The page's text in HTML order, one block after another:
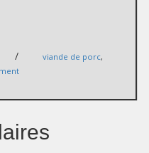
/ viande de porc,